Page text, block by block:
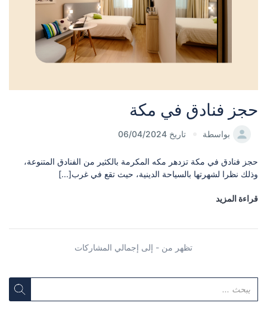
حجز فنادق في مكة
بواسطة تاريخ 06/04/2024
حجز فنادق في مكة تزدهر مكه المكرمة بالكثير من الفنادق المتنوعة،
وذلك نظرا لشهرتها بالسياحة الدينية، حيث تقع في غرب[...]
قراءة المزيد
تظهر من - إلى إجمالي المشاركات